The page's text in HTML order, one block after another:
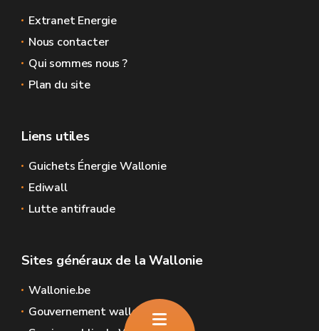
Extranet Energie
Nous contacter
Qui sommes nous ?
Plan du site
Liens utiles
Guichets Énergie Wallonie
Ediwall
Lutte antifraude
Sites généraux de la Wallonie
Wallonie.be
Gouvernement wallon